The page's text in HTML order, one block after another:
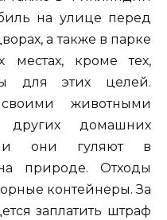
на улице перед
а также в парке
местах, кроме тех,
для этих целей.
животными
домашних
они гуляют в
природе. Отходы
контейнеры. За
заплатить штраф